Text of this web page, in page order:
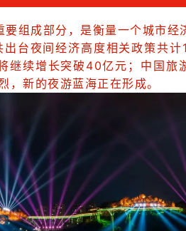
组成部分，是衡量一个城市经
台夜间经济高度相关政策共计
继续增长突破40亿元；中国旅
，新的夜游蓝海正在形成。